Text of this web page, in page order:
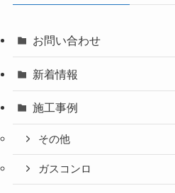
お問い合わせ
新着情報
施工事例
その他
ガスコンロ